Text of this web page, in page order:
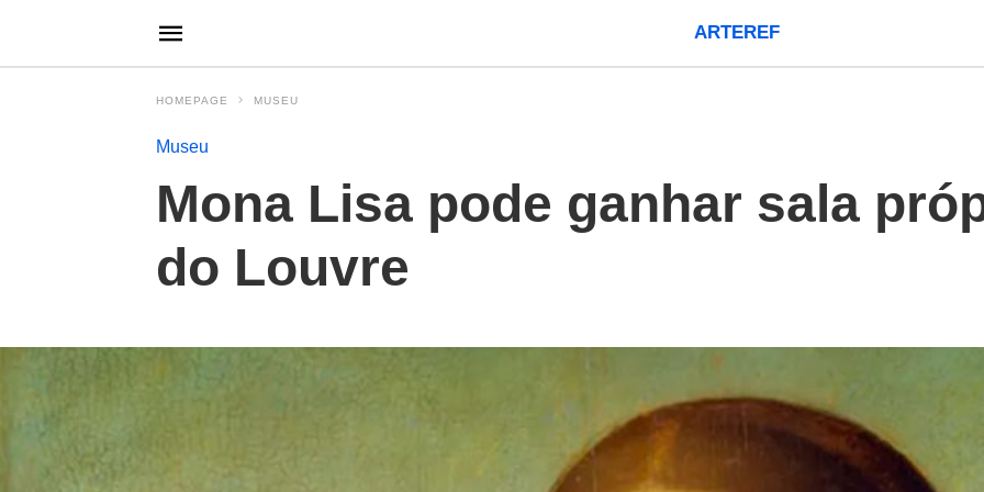
ARTEREF
HOMEPAGE MUSEU
Museu
Mona Lisa pode ganhar sala
do Louvre